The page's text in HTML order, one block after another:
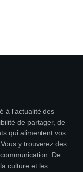
à l'actualité des
de partager, de
qui alimentent vos
y trouverez des
De
culture et les